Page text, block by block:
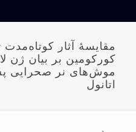
مقایسۀ آثار
موش‌های نر صحرایی
اتانول